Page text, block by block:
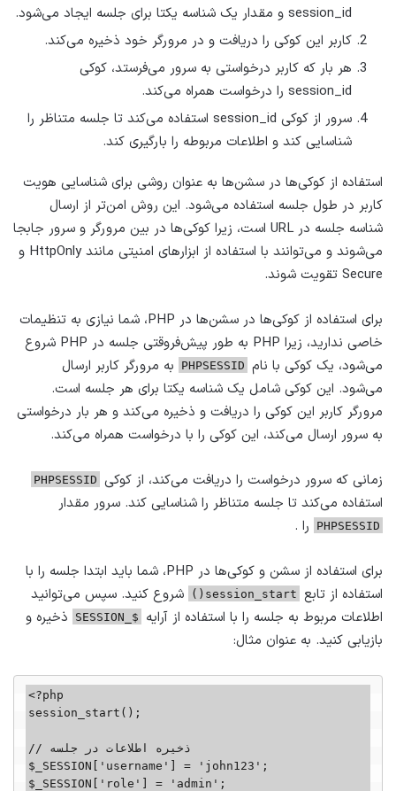
session_id و مقدار یک شناسه یکتا برای جلسه ایجاد می‌شود.
کاربر این کوکی را دریافت و در مرورگر خود ذخیره می‌کند.
هر بار که کاربر درخواستی به سرور می‌فرستد، کوکی
session_id را درخواست همراه می‌کند.
سرور از کوکی session_id استفاده می‌کند تا جلسه متناظر را
شناسایی کند و اطلاعات مربوطه را بارگیری کند.
استفاده از کوکی‌ها در سشن‌ها به عنوان روشی برای شناسایی هویت
کاربر در طول جلسه استفاده می‌شود. این روش امن‌تر از ارسال
شناسه جلسه در URL است، زیرا کوکی‌ها در بین مرورگر و سرور جابجا
می‌شوند و می‌توانند با استفاده از ابزارهای امنیتی مانند HttpOnly و
Secure تقویت شوند.
برای استفاده از کوکی‌ها در سشن‌ها در PHP، شما نیازی به تنظیمات
خاصی ندارید، زیرا PHP به طور پیش‌فروقتی جلسه در PHP شروع
می‌شود، یک کوکی با نام PHPSESSID
به مرورگر کاربر ارسال
می‌شود. این کوکی شامل یک شناسه یکتا برای هر جلسه است.
مرورگر کاربر این کوکی را دریافت و ذخیره می‌کند و هر بار درخواستی
به سرور ارسال می‌کند، این کوکی را با درخواست همراه می‌کند.
زمانی که سرور درخواست را دریافت می‌کند، از کوکی PHPSESSID
استفاده می‌کند تا جلسه متناظر را شناسایی کند. سرور مقدار
PHPSESSID را .
برای استفاده از سشن و کوکی‌ها در PHP، شما باید ابتدا جلسه را با
استفاده از تابع session_start()
شروع کنید. سپس می‌توانید
اطلاعات مربوط به جلسه را با استفاده از آرایه
$_SESSION
ذخیره و
بازیابی کنید. به عنوان مثال:
<?php
session_start();
// ذخیره اطلاعات در جلسه
$_SESSION['username'] = 'john123';
$_SESSION['role'] = 'admin';